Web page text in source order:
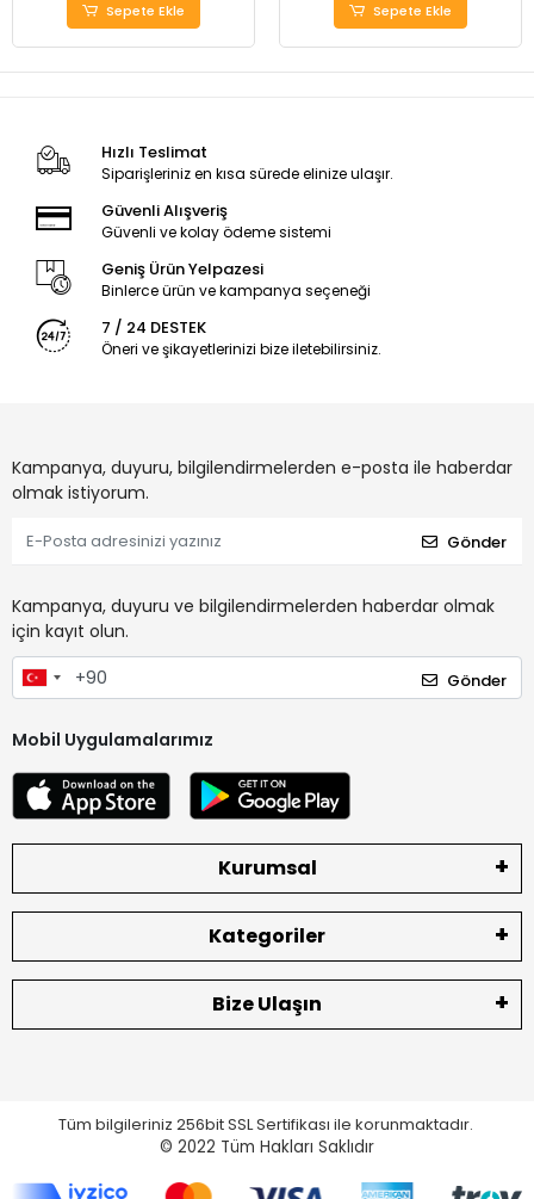
Sepete Ekle Sepete Ekle
Hızlı Teslimat
Siparişleriniz en kısa sürede elinize ulaşır.
Güvenli Alışveriş
Güvenli ve kolay ödeme sistemi
Geniş Ürün Yelpazesi
Binlerce ürün ve kampanya seçeneği
7 / 24 DESTEK
Öneri ve şikayetlerinizi bize iletebilirsiniz.
Kampanya, duyuru, bilgilendirmelerden e-posta ile haberdar
olmak istiyorum.
Gönder
Kampanya, duyuru ve bilgilendirmelerden haberdar olmak
için kayıt olun.
Gönder
Mobil Uygulamalarımız
Kurumsal
Kategoriler
Bize Ulaşın
Tüm bilgileriniz 256bit SSL Sertifikası ile korunmaktadır.
© 2022 Tüm Hakları Saklıdır